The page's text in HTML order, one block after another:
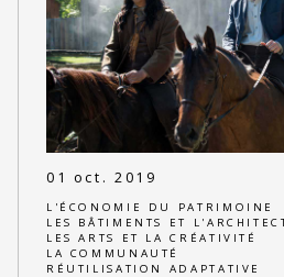
01 oct. 2019
L'ÉCONOMIE DU PATRIMOINE
LES BÂTIMENTS ET
LES ARTS ET LA CRÉATIVITÉ
LA COMMUNAUTÉ
RÉUTILISATION ADAPTATIVE